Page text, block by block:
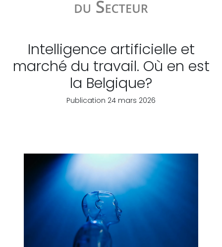
Intelligence artificielle et
marché du travail. Où en est
la Belgique?
Publication 24 mars 2026